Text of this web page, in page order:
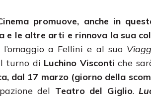
promuove, anche in
e le altre arti e rinnova la sua
l’omaggio a Fellini e al suo
turno di Luchino Visconti che
dal 17 marzo (giorno della
del Teatro del Giglio.